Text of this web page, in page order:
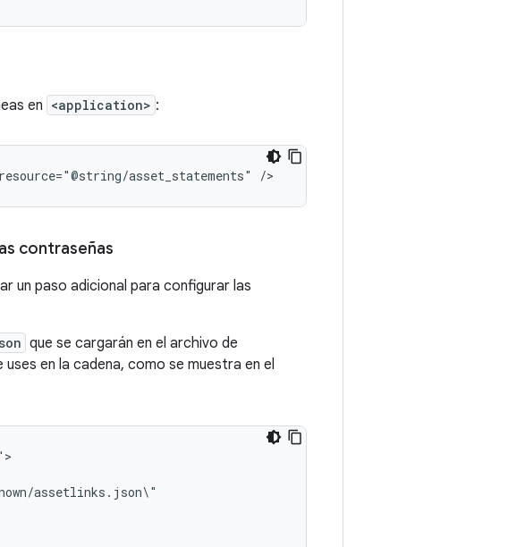
en <application> :
asset_statements"
contraseñas
un paso adicional para configurar las
que se cargarán en el archivo de
en la cadena, como se muestra en el
assetlinks.json\"